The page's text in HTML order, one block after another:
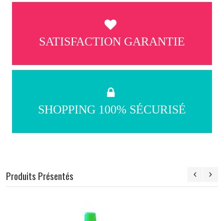
SATISFACTION GARANTIE
SHOPPING 100% SÉCURISÉ
Produits Présentés